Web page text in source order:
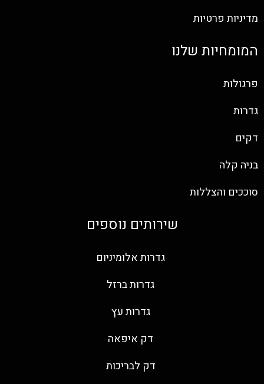
מדיניות פרטיות
המומחיות שלנו
פרגולות
גדרות
דקים
בניה קלה
סוככים והצללות
שירותים נוספים
גדרות אלומיניום
גדרות ברזל
גדרות עץ
דק איפאה
דק לבריכות